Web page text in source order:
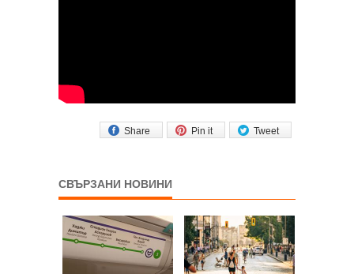
Tweet
Pin it
Share
СВЪРЗАНИ НОВИНИ